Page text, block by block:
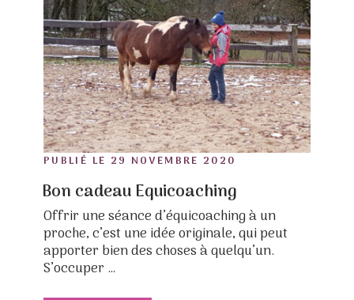
PUBLIÉ LE POSTED
29 NOVEMBRE 2020
Bon cadeau Equicoaching
Offrir une séance d’équicoaching à un
proche, c’est une idée originale, qui peut
apporter bien des choses à quelqu’un.
S’occuper …
des
publications